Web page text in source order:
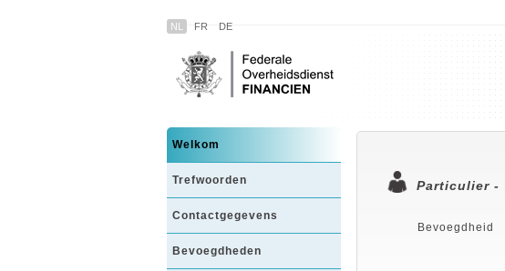
NL FR DE
Welkom
Trefwoorden
Contactgegevens
Bevoegdheden
Particulier -
Bevoegdheid